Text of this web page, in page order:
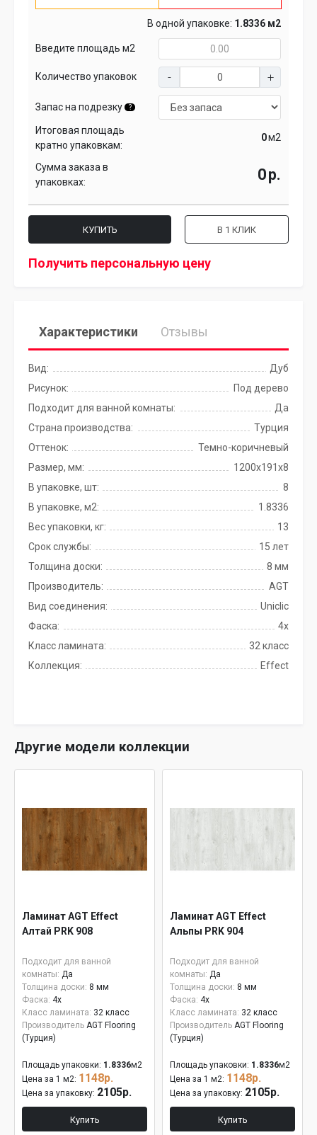
В одной упаковке: 1.8336 м2
Введите площадь м2
Количество упаковок
Запас на подрезку ?
Итоговая площадь
кратно упаковкам:
м2
Сумма заказа в
упаковках:
р.
КУПИТЬ В 1 КЛИК
Получить персональную цену
Характеристики Отзывы
Вид:
Дуб
Рисунок:
Под дерево
Подходит для ванной комнаты:
Да
Страна производства:
Турция
Оттенок:
Темно-коричневый
Размер, мм:
1200х191x8
В упаковке, шт:
8
В упаковке, м2:
1.8336
Вес упаковки, кг:
13
Срок службы:
15 лет
Толщина доски:
8 мм
Производитель:
AGT
Вид соединения:
Uniclic
Фаска:
4x
Класс ламината:
32 класс
Коллекция:
Effect
Другие модели коллекции
Ламинат AGT Effect
Алтай PRK 908
Подходит для ванной
комнаты: Да
Толщина доски: 8 мм
Фаска: 4x
Класс ламината: 32 класс
Производитель AGT Flooring
(Турция)
Площадь упаковки: 1.8336м2
Цена за 1 м2: 1148р.
Цена за упаковку: 2105р.
Купить
Ламинат AGT Effect
Альпы PRK 904
Подходит для ванной
комнаты: Да
Толщина доски: 8 мм
Фаска: 4x
Класс ламината: 32 класс
Производитель AGT Flooring
(Турция)
Площадь упаковки: 1.8336м2
Цена за 1 м2: 1148р.
Цена за упаковку: 2105р.
Купить